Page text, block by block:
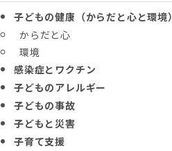
子どもの健康（からだと心と環境）
からだと心
環境
感染症とワクチン
子どものアレルギー
子どもの事故
子どもと災害
子育て支援